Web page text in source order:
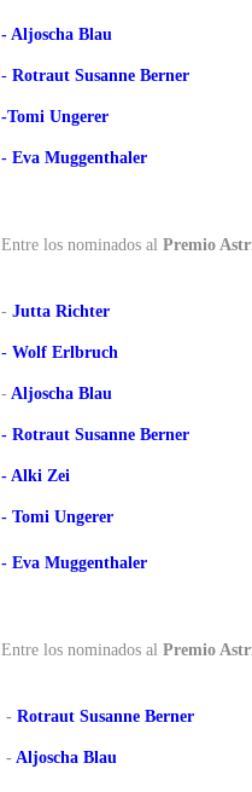
- Aljoscha Blau
- Rotraut Susanne Berner
-Tomi Ungerer
- Eva Muggenthaler
Entre los nominados al Premio
- Jutta Richter
- Wolf Erlbruch
- Aljoscha Blau
- Rotraut Susanne Berner
- Alki Zei
- Tomi Ungerer
- Eva Muggenthaler
Entre los nominados al Premio
- Rotraut Susanne Berner
- Aljoscha Blau